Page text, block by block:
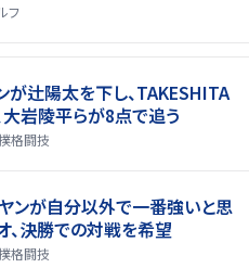
フ
が辻陽太を下し、TAKESHITA
大岩陵平らが8点で追う
格闘技
ヤンが自分以外で一番強いと思
、決勝での対戦を希望
格闘技